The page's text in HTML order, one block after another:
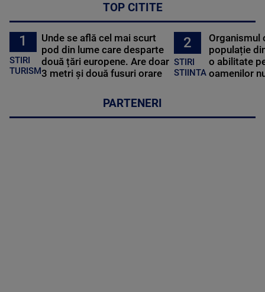
TOP CITITE
1
STIRI
TURISM
Unde se află cel mai scurt
pod din lume care desparte
două țări europene. Are doar
3 metri și două fusuri orare
2
STIRI
STIINTA
Organismul
populație
o abilitate
oamenilor
PARTENERI